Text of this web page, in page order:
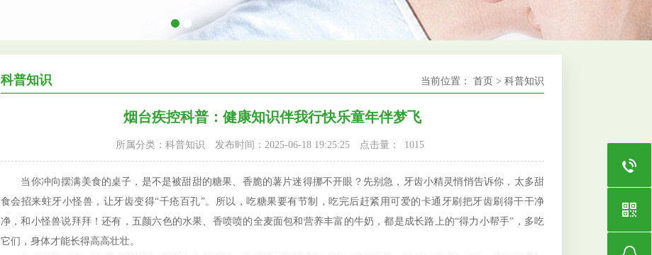
科普知识 当前位置： 首页 > 科普知识
烟台疾控科普：健康知识伴我行快乐童年伴梦飞
所属分类：科普知识 发布时间：2025-06-18 19:25:25 点击量： 1015
当你冲向摆满美食的桌子，是不是被甜甜的糖果、香脆的薯片迷得挪不开眼？先别急，牙齿小精灵悄悄告诉你，太多甜
食会招来蛀牙小怪兽，让牙齿变得“千疮百孔”。所以，吃糖果要有节制，吃完后赶紧用可爱的卡通牙刷把牙齿刷得干干净
净，和小怪兽说拜拜！还有，五颜六色的水果、香喷喷的全麦面包和营养丰富的牛奶，都是成长路上的“得力小帮手”，多吃
它们，身体才能长得高高壮壮。